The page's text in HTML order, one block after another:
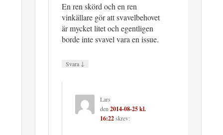
En ren skörd och en ren
vinkällare gör att svavelbehovet
är mycket litet och egentligen
borde inte svavel vara en issue.
Svara ↓
Lars
den 2014-08-25 kl.
16:22skrev: